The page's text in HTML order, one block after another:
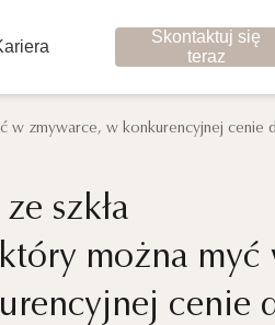
Skontaktuj się
teraz
zmywarce, w konkurencyjnej
szkła
można myć
cenie
szkła
można myć